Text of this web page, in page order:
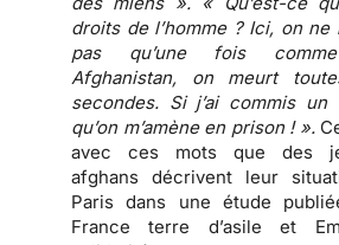
droits de l’homme ? Ici, on ne
pas qu’une fois
Afghanistan, on meurt
secondes. Si j’ai commis un
qu’on m’amène en prison ! ».
avec ces mots que des
afghans décrivent leur
Paris dans une étude
France terre d’asile et